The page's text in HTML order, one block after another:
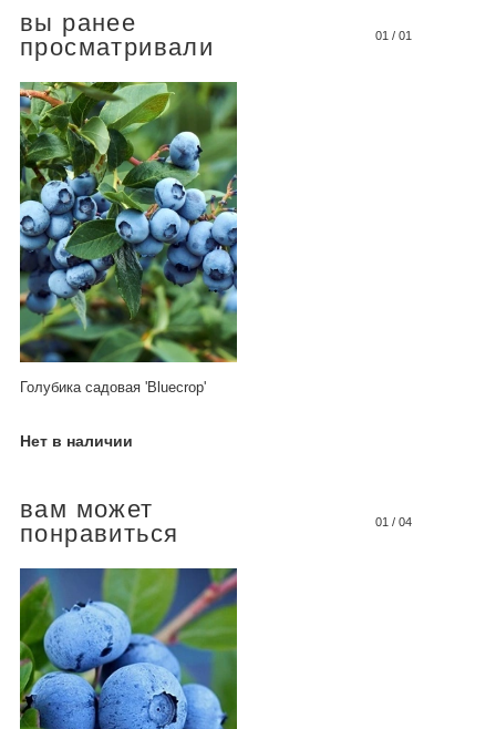
вы ранее
просматривали
01 / 01
Голубика садовая 'Bluecrop'
Нет в наличии
вам может
понравиться
01 / 04